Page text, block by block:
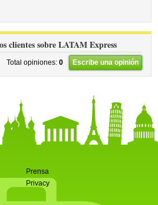
clientes sobre LATAM Express
Total opiniones: 0 Escribe una opinión
Prensa
Privacy